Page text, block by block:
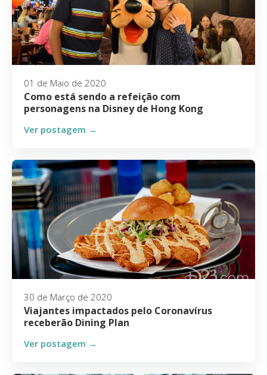
01 de Maio de 2020
Como está sendo a refeição com
personagens na Disney de Hong Kong
Ver postagem →
30 de Março de 2020
Viajantes impactados pelo Coronavírus
receberão Dining Plan
Ver postagem →